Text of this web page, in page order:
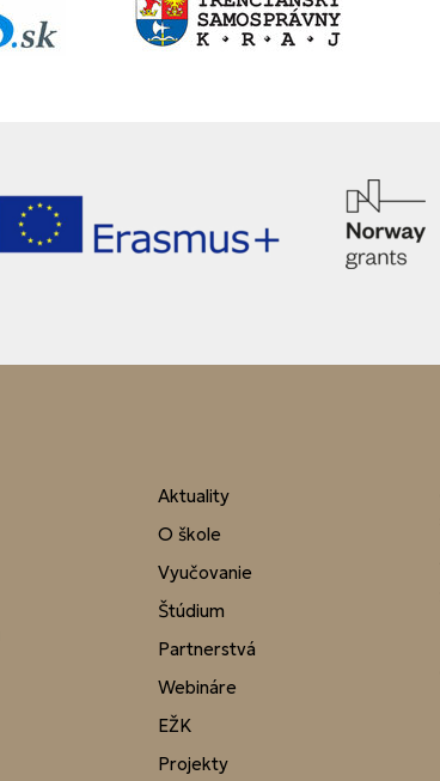
Aktuality
O škole
Vyučovanie
Štúdium
Partnerstvá
Webináre
EŽK
Projekty